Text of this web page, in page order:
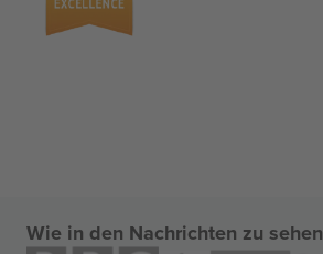
Wie in den Nachrichten zu sehen